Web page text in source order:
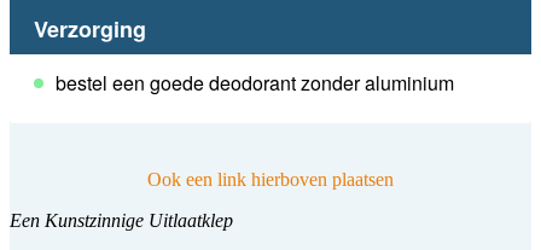
Verzorging
bestel een goede deodorant zonder aluminium
Ook een link hierboven plaatsen
Een Kunstzinnige Uitlaatklep